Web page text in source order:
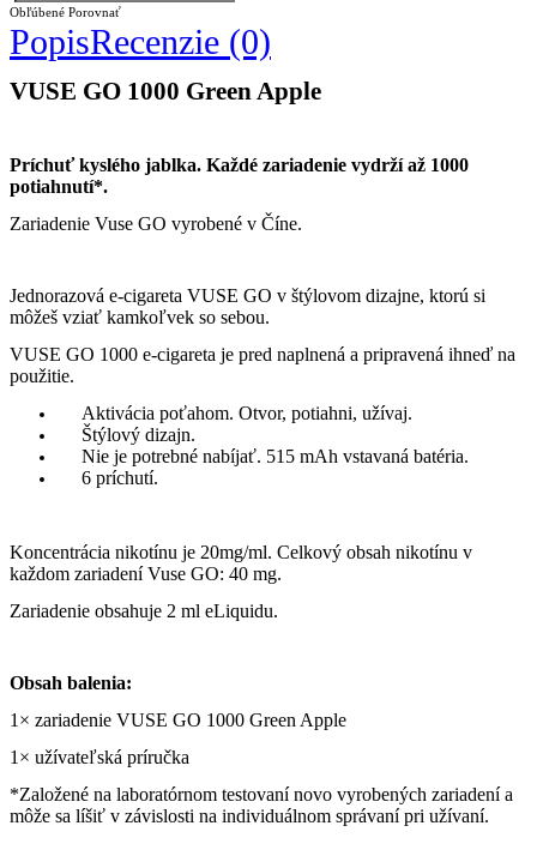
Obľúbené Porovnať
PopisRecenzie (0)
VUSE GO 1000 Green Apple
Príchuť kyslého jablka. Každé zariadenie vydrží až 1000
potiahnutí*.
Zariadenie Vuse GO vyrobené v Číne.
Jednorazová e-cigareta VUSE GO v štýlovom dizajne, ktorú si
môžeš vziať kamkoľvek so sebou.
VUSE GO 1000 e-cigareta je pred naplnená a pripravená ihneď na
použitie.
Aktivácia poťahom. Otvor, potiahni, užívaj.
Štýlový dizajn.
Nie je potrebné nabíjať. 515 mAh vstavaná batéria.
6 príchutí.
Koncentrácia nikotínu je 20mg/ml. Celkový obsah nikotínu v
každom zariadení Vuse GO: 40 mg.
Zariadenie obsahuje 2 ml eLiquidu.
Obsah balenia:
1× zariadenie VUSE GO 1000 Green Apple
1× užívateľská príručka
*Založené na laboratórnom testovaní novo vyrobených zariadení a
môže sa líšiť v závislosti na individuálnom správaní pri užívaní.